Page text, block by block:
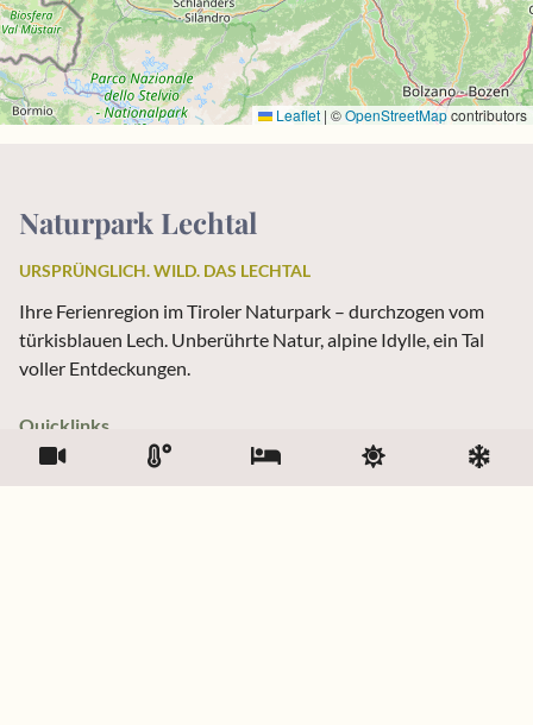
Leaflet | ©OpenStreetMapcontributors
Naturpark Lechtal
URSPRÜNGLICH. WILD. DAS LECHTAL
Ihre Ferienregion im Tiroler Naturpark – durchzogen vom
türkisblauen Lech. Unberührte Natur, alpine Idylle, ein Tal
voller Entdeckungen.
Quicklinks
Hotels